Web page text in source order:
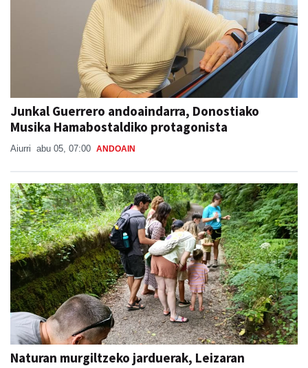
Junkal Guerrero andoaindarra, Donostiako
Musika Hamabostaldiko protagonista
Aiurri abu 05, 07:00 ANDOAIN
Naturan murgiltzeko jarduerak, Leizaran